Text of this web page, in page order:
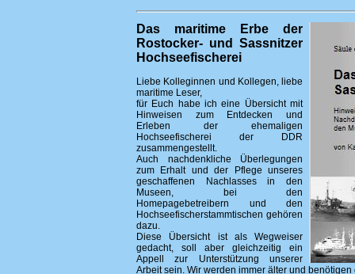
Das maritime Erbe der
Rostocker- und Sassnitzer
Hochseefischerei
Liebe Kolleginnen und Kollegen, liebe
maritime Leser,
für Euch habe ich eine Übersicht mit
Hinweisen zum Entdecken und
Erleben der ehemaligen
Hochseefischerei der DDR
zusammengestellt.
Auch nachdenkliche Überlegungen
zum Erhalt und der Pflege unseres
geschaffenen Nachlasses in den
Museen, bei den
Homepagebetreibern und den
Hochseefischerstammtischen gehören
dazu.
Diese Übersicht ist als Wegweiser
gedacht, soll aber gleichzeitig ein
Appell zur Unterstützung unserer
Arbeit sein. Wir werden immer älter und